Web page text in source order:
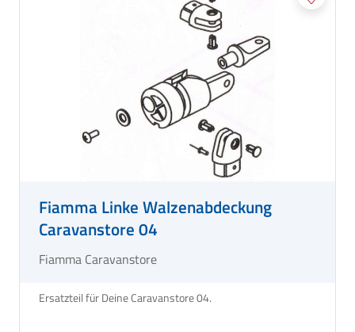
Fiamma Linke Walzenabdeckung
Caravanstore 04
Fiamma Caravanstore